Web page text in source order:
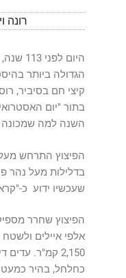
רונה
היום
הגדולה ביותר
קיצי חם בסיביר,
השנה למה שמכונה
הפיצוץ התרחש
בדלילות מעל נהר
שעכשיו ידוע כ-
הפיצוץ שחרר
2,150 קמ"ר.
כחלחל, בהיר